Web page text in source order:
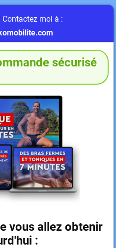
Contactez moi à :
sécurisé
vous allez obtenir
: